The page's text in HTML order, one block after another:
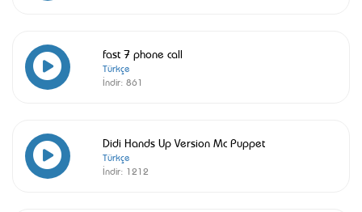
fast 7 phone call
Türkçe
İndir: 861
Didi Hands Up Version Mc Puppet
Türkçe
İndir: 1212